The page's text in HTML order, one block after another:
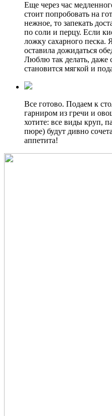
Еще через час
стоит попробовать на
нежное, то запекать
по соли и перцу. Если
ложку сахарного песка.
оставила дожидаться
Люблю так делать, даже
становится мягкой и
Все готово. Подаем к
гарниром из гречи и
хотите: все виды круп,
пюре) будут дивно
аппетита!